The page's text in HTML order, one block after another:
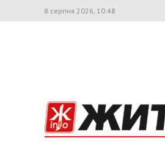
8 серпня 2026, 10:48